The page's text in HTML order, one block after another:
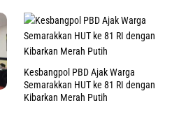
Kesbangpol PBD Ajak Warga
Semarakkan HUT ke 81 RI dengan
Kibarkan Merah Putih